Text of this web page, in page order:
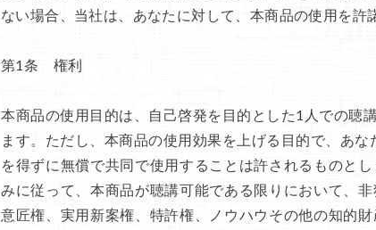
ない場合、当社は、あなたに対して、本商品の使用を許
第1条 権利
本商品の使用目的は、自己啓発を目的とした1人での聴
ます。ただし、本商品の使用効果を上げる目的で、あ
を得ずに無償で共同で使用することは許されるものと
みに従って、本商品が聴講可能である限りにおいて、
意匠権、実用新案権、特許権、ノウハウその他の知的